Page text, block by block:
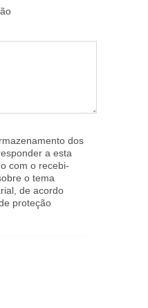
dos
a esta
com o recebi­
o tema
de acordo
prote­ção